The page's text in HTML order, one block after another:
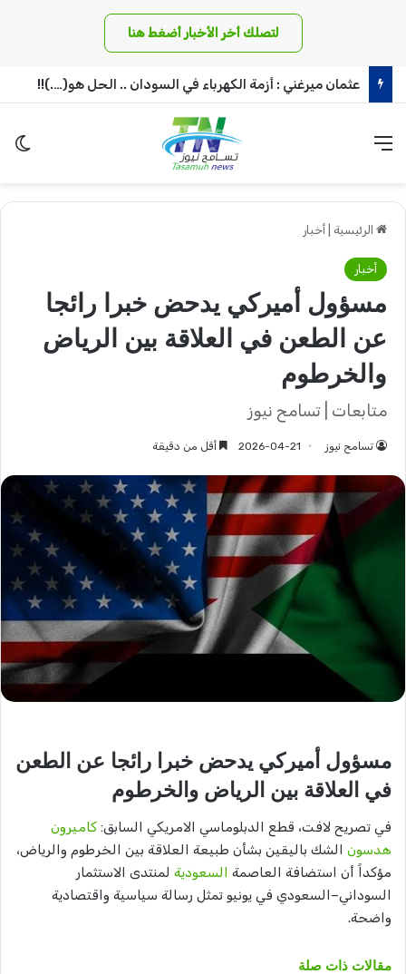
لتصلك أخر الأخبار أضغط هنا
عثمان ميرغني : أزمة الكهرباء في السودان .. الحل هو(….)!!
القائمة
الرئيسية أخبار
أخبار
مسؤول أميركي يدحض خبرا رائجا
عن الطعن في العلاقة بين الرياض
والخرطوم
متابعات | تسامح نيوز
تسامح نيوز 2026-04-21 أقل من دقيقة
مسؤول أميركي يدحض خبرا رائجا عن الطعن
في العلاقة بين الرياض والخرطوم
في تصريح لافت، قطع الدبلوماسي الامريكي السابق: كاميرون
هدسون الشك باليقين بشأن طبيعة العلاقة بين الخرطوم والرياض،
مؤكداً أن استضافة العاصمة السعودية لمنتدى الاستثمار
السوداني–السعودي في يونيو تمثل رسالة سياسية واقتصادية
واضحة.
مقالات ذات صلة